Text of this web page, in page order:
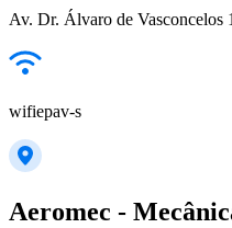
Av. Dr. Álvaro de Vasconcelos
wifiepav-s
Aeromec -